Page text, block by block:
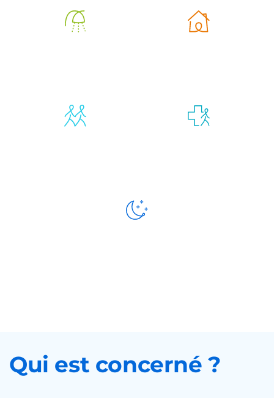
Qui est concerné ?